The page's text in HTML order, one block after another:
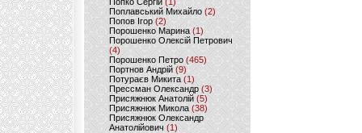
Поплавський Михайло (2)
Попов Ігор(2)
Порошенко Марина (1)
Порошенко Олексій Петрович
(4)
Порошенко Петро (465)
Портнов Андрій (9)
Потураєв Микита(1)
Прессман Олександр(3)
Присяжнюк Анатолій (5)
Присяжнюк Микола (38)
Присяжнюк Олександр
Анатолійович (1)